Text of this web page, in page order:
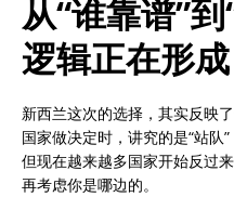
从“谁靠谱”
逻辑正在形成
新西兰这次的选择，其实反映
国家做决定时，讲究的是“站队
但现在越来越多国家开始反过
再考虑你是哪边的。